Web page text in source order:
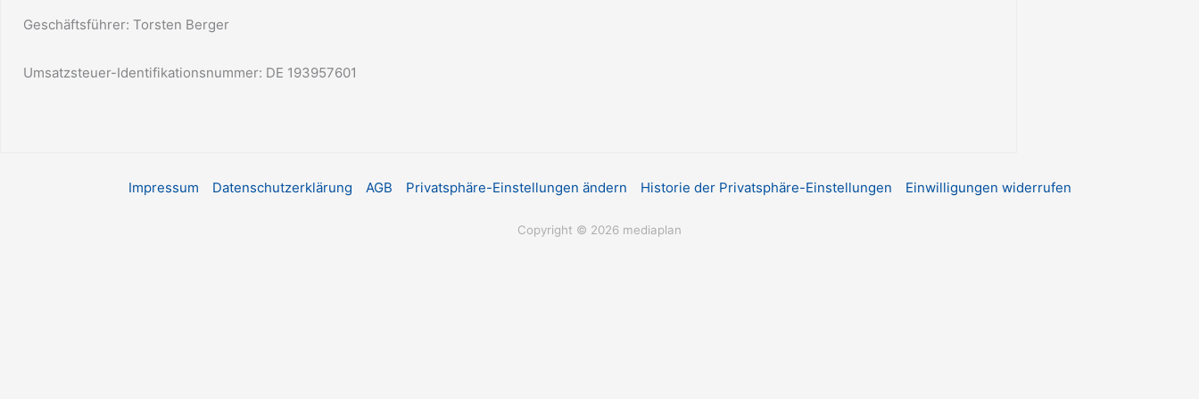
Geschäftsführer: Torsten Berger
Umsatzsteuer-Identifikationsnummer: DE 193957601
Impressum Datenschutzerklärung AGB Privatsphäre-Einstellungen ändern Historie der Privatsphäre-Einstellungen Einwilligungen widerrufen
Copyright © 2026 mediaplan